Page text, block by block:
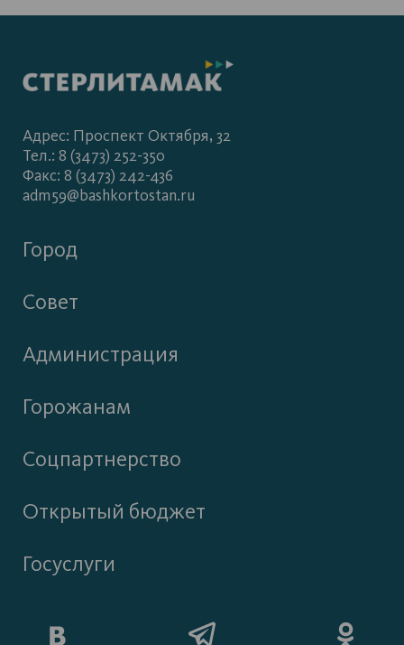
Адрес: Проспект Октября, 32
Тел.: 8 (3473) 252-350
Факс: 8 (3473) 242-436
adm59@bashkortostan.ru
Город
Совет
Администрация
Горожанам
Соцпартнерство
Открытый бюджет
Госуслуги